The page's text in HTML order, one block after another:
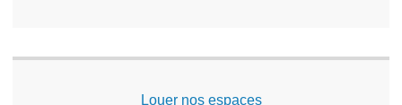
Louer nos espaces